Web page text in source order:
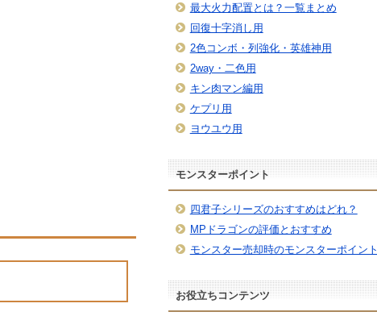
最大火力配置とは？一覧まとめ
回復十字消し用
2色コンボ・列強化・英雄神用
2way・二色用
キン肉マン編用
ケプリ用
ヨウユウ用
モンスターポイント
四君子シリーズのおすすめはどれ？
MPドラゴンの評価とおすすめ
モンスター売却時のモンスターポイント
お役立ちコンテンツ